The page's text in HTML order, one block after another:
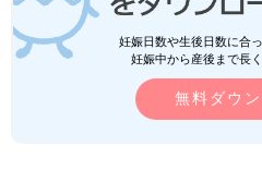
妊娠日数や生後日数に合
妊娠中から産後まで長
無料ダウ